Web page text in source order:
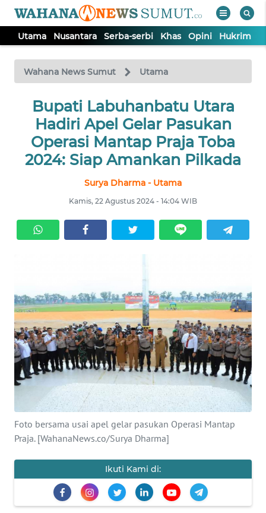
Utama Nusantara Serba-serbi Khas Opini Hukrim
Wahana News Sumut Utama
Bupati Labuhanbatu Utara
Hadiri Apel Gelar Pasukan
Operasi Mantap Praja Toba
2024: Siap Amankan Pilkada
Surya Dharma - Utama
Kamis, 22 Agustus 2024 - 14:04 WIB
Foto bersama usai apel gelar pasukan Operasi Mantap
Praja. [WahanaNews.co/Surya Dharma]
Ikuti Kami di:
TV
Tutup
UTAMA
NUSANTARA
KHAS
PERISTIWA
Informasi
INDEKS
BERITA
KONTAK
KAMI
INFO
TENTANG